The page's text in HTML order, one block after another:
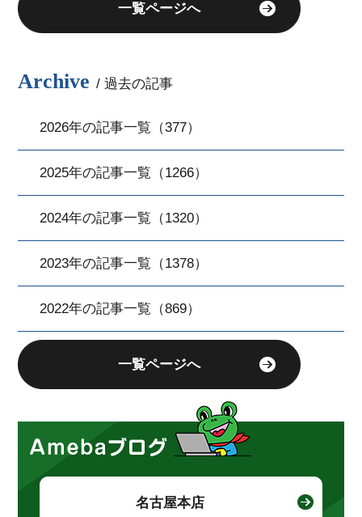
一覧ページへ
Archive / 過去の記事
2026年の記事一覧（377）
2025年の記事一覧（1266）
2024年の記事一覧（1320）
2023年の記事一覧（1378）
2022年の記事一覧（869）
一覧ページへ
名古屋本店